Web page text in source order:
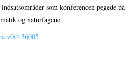
som konferencen pegede på
og naturfagene.